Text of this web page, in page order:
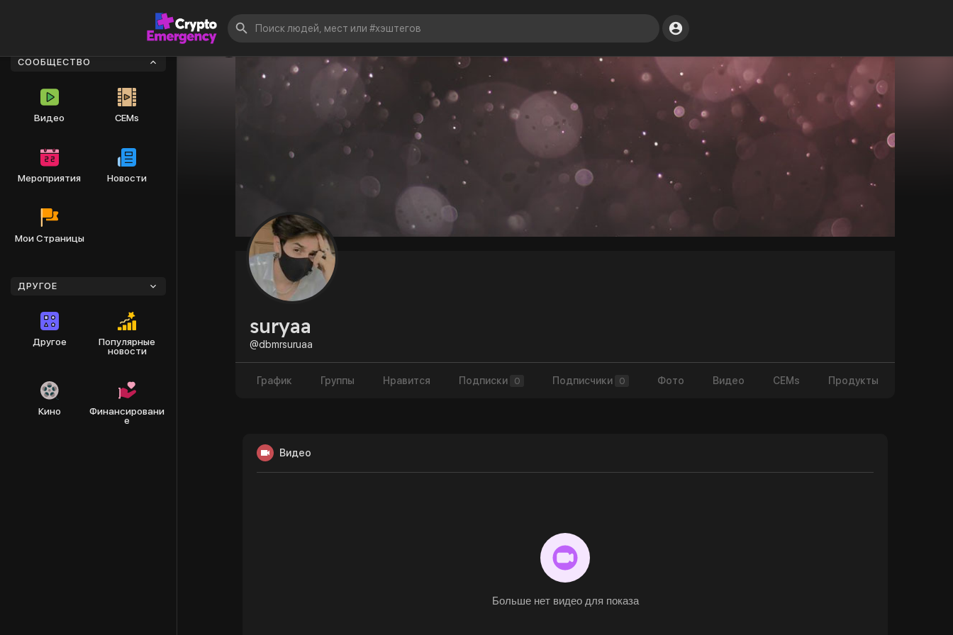
СООБЩЕСТВО
Видео CEMs
Мероприятия Новости
Мои Страницы
ДРУГОЕ
Другое
Популярные
новости
Кино
Финансировани
е
suryaa
@dbmrsuruaa
График Группы Нравится Подписки 0 Подписчики 0 Фото Видео CEMs Продукты
Видео
Больше нет видео для показа